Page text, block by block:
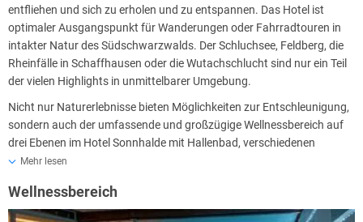
entfliehen und sich zu erholen und zu entspannen. Das Hotel ist
optimaler Ausgangspunkt für Wanderungen oder Fahrradtouren in
intakter Natur des Südschwarzwalds. Der Schluchsee, Feldberg, die
Rheinfälle in Schaffhausen oder die Wutachschlucht sind nur ein Teil
der vielen Highlights in unmittelbarer Umgebung.
Nicht nur Naturerlebnisse bieten Möglichkeiten zur Entschleunigung,
sondern auch der umfassende und großzügige Wellnessbereich auf
drei Ebenen im Hotel Sonnhalde mit Hallenbad, verschiedenen
Saunen, Infrarotliegen und Ruheräume. Der angrenzende
genießen. Das reichhaltige und vielseitige Frühstücksbuffet im Hotel
Sonnhalde lässt keine Wünsche offen, um gestärkt in den Tag zu
Mehr lesen
Wellnessbereich